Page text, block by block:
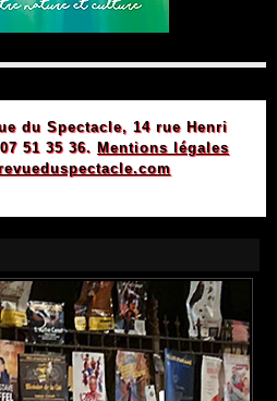
du Spectacle, 14 rue Henri
51 35 36. Mentions légales